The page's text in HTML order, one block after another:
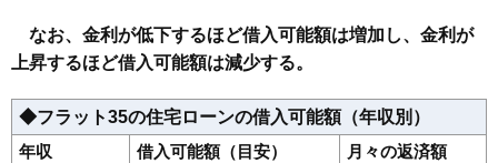
なお、金利が低下するほど借入可能額は増加し、金利が
上昇するほど借入可能額は減少する。
◆フラット35の住宅ローンの借入可能額（年収別）
年収
借入可能額（目安）
月々の返済額